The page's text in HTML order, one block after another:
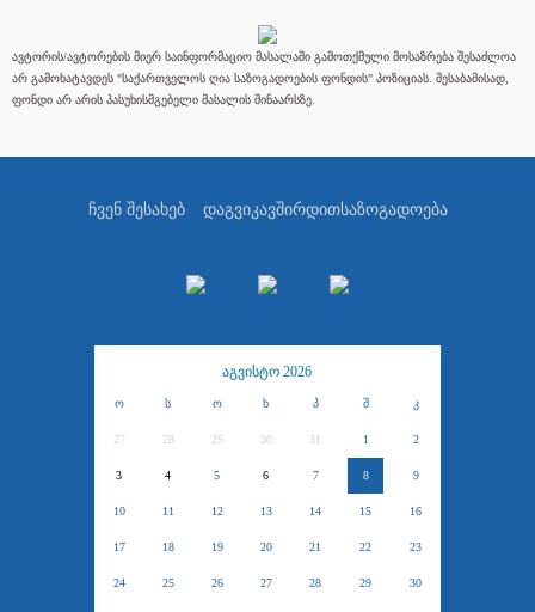
ავტორის/ავტორების მიერ საინფორმაციო მასალაში გამოთქმული მოსაზრება შესაძლოა
არ გამოხატავდეს "საქართველოს ღია საზოგადოების ფონდის" პოზიციას. შესაბამისად,
ფონდი არ არის პასუხისმგებელი მასალის შინაარსზე.
ჩვენ შესახებ დაგვიკავშირდითსაზოგადოება
აგვისტო 2026
ო ს ო ხ პ შ კ
27 28 29 30 31 1 2
3 4 5 6 7 8 9
10 11 12 13 14 15 16
17 18 19 20 21 22 23
24 25 26 27 28 29 30